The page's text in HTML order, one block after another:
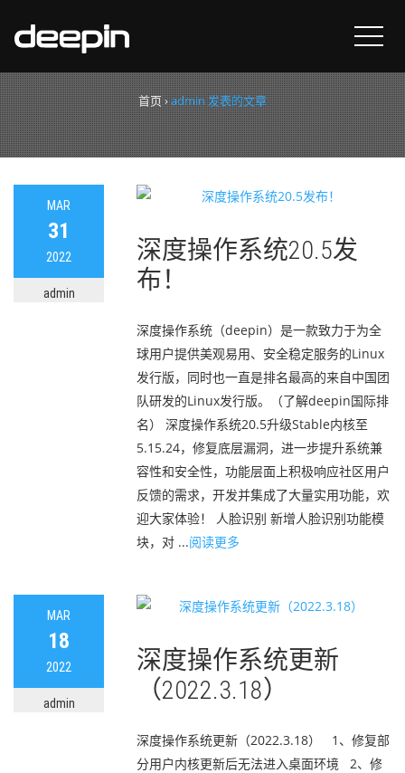
作者：
首页›admin 发表的文章
MAR
31
2022
admin
深度操作系统20.5发
布！
深度操作系统（deepin）是一款致力于为全
球用户提供美观易用、安全稳定服务的Linux
发行版，同时也一直是排名最高的来自中国团
队研发的Linux发行版。（了解deepin国际排
名） 深度操作系统20.5升级Stable内核至
5.15.24，修复底层漏洞，进一步提升系统兼
容性和安全性，功能层面上积极响应社区用户
反馈的需求，开发并集成了大量实用功能，欢
迎大家体验！ 人脸识别 新增人脸识别功能模
块，对 ...阅读更多
MAR
18
2022
admin
深度操作系统更新
（2022.3.18）
深度操作系统更新（2022.3.18） 1、修复部
分用户内核更新后无法进入桌面环境 2、修